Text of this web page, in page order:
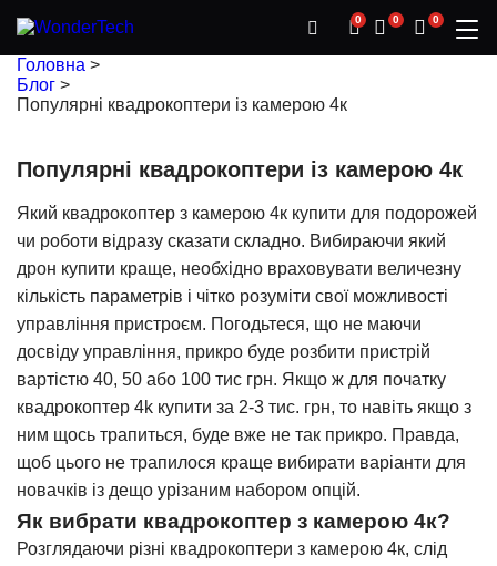
0 0 0
Головна >
Блог >
Популярні квадрокоптери із камерою 4к
Популярні квадрокоптери із камерою 4к
Який квадрокоптер з камерою 4к купити для подорожей
чи роботи відразу сказати складно. Вибираючи який
дрон купити краще, необхідно враховувати величезну
кількість параметрів і чітко розуміти свої можливості
управління пристроєм. Погодьтеся, що не маючи
досвіду управління, прикро буде розбити пристрій
вартістю 40, 50 або 100 тис грн. Якщо ж для початку
квадрокоптер 4k купити за 2-3 тис. грн, то навіть якщо з
ним щось трапиться, буде вже не так прикро. Правда,
щоб цього не трапилося краще вибирати варіанти для
новачків із дещо урізаним набором опцій.
Як вибрати квадрокоптер з камерою 4к?
Розглядаючи різні квадрокоптери з камерою 4к, слід